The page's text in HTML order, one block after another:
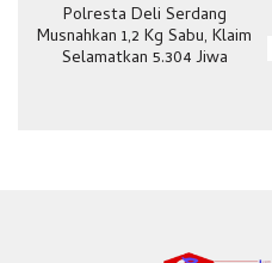
Polresta Deli Serdang
Musnahkan 1,2 Kg Sabu, Klaim
Selamatkan 5.304 Jiwa